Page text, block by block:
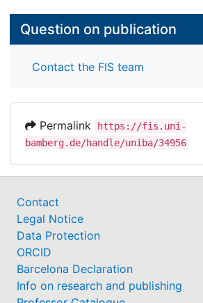
Question on publication
Contact the FIS team
Permalink
https://fis.uni-
bamberg.de/handle/uniba/34956
Contact
Legal Notice
Data Protection
ORCID
Barcelona Declaration
Info on research and publishing